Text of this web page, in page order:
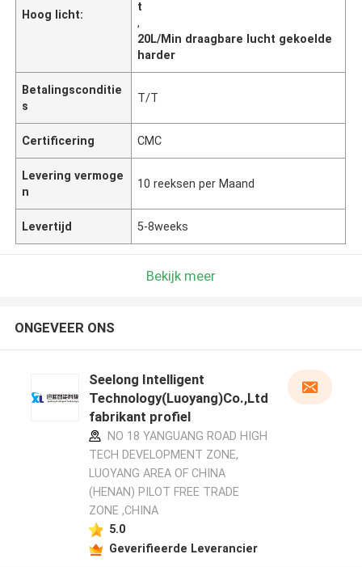
Hoog licht:
t
,
20L/Min draagbare lucht gekoelde
harder
Betalingsconditie
s
T/T
Certificering CMC
Levering vermoge
n
10 reeksen per Maand
Levertijd 5-8weeks
Bekijk meer
ONGEVEER ONS
Seelong Intelligent
Technology(Luoyang)Co.,Ltd
fabrikant profiel
NO 18 YANGUANG ROAD HIGH
TECH DEVELOPMENT ZONE,
LUOYANG AREA OF CHINA
(HENAN) PILOT FREE TRADE
ZONE ,CHINA
5.0
Geverifieerde Leverancier